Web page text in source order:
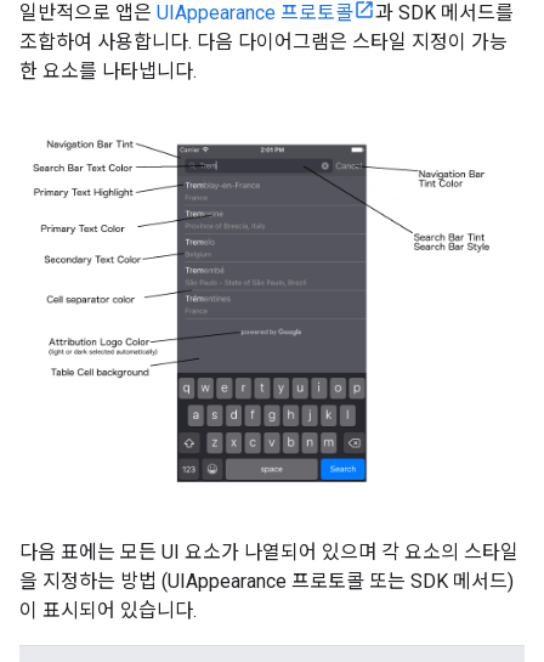
일반적으로 앱은 UIAppearance 프로토콜
과 SDK 메서드를
조합하여 사용합니다. 다음 다이어그램은 스타일 지정이 가능
한 요소를 나타냅니다.
다음 표에는 모든 UI 요소가 나열되어 있으며 각 요소의 스타일
을 지정하는 방법 (UIAppearance 프로토콜 또는 SDK 메서드)
이 표시되어 있습니다.